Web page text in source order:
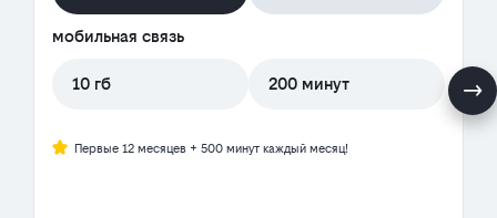
мобильная связь
10 гб 200 минут
Первые 12 месяцев + 500 минут каждый месяц!